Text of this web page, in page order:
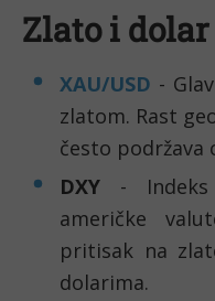
Zlato i dolar
XAU/USD -
zlatom. Rast
često podržava
DXY - Indeks
američke
pritisak na
dolarima.